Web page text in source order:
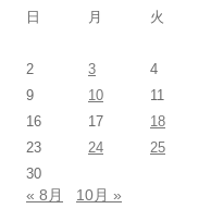
日
月 火
2
3 4
9
10 11
16
17 18
23
24 25
30
« 8月 10月 »